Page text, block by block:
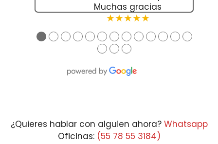
Muchas gracias
★★★★★
●●●●●●●●●●●●●
●●●
¿Quieres hablar con alguien ahora? Whatsapp
Oficinas: (55 78 55 3184)